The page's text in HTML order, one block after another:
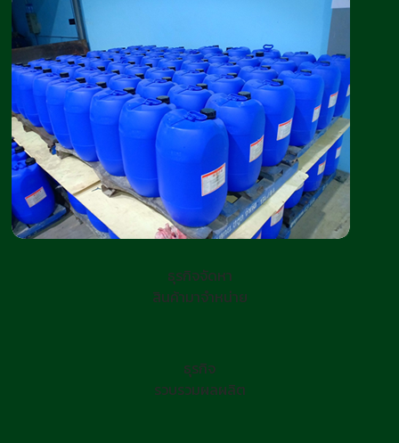
ธุรกิจจัดหา
สินค้ามาจำหน่าย
ธุรกิจ
รวบรวมผลผลิต